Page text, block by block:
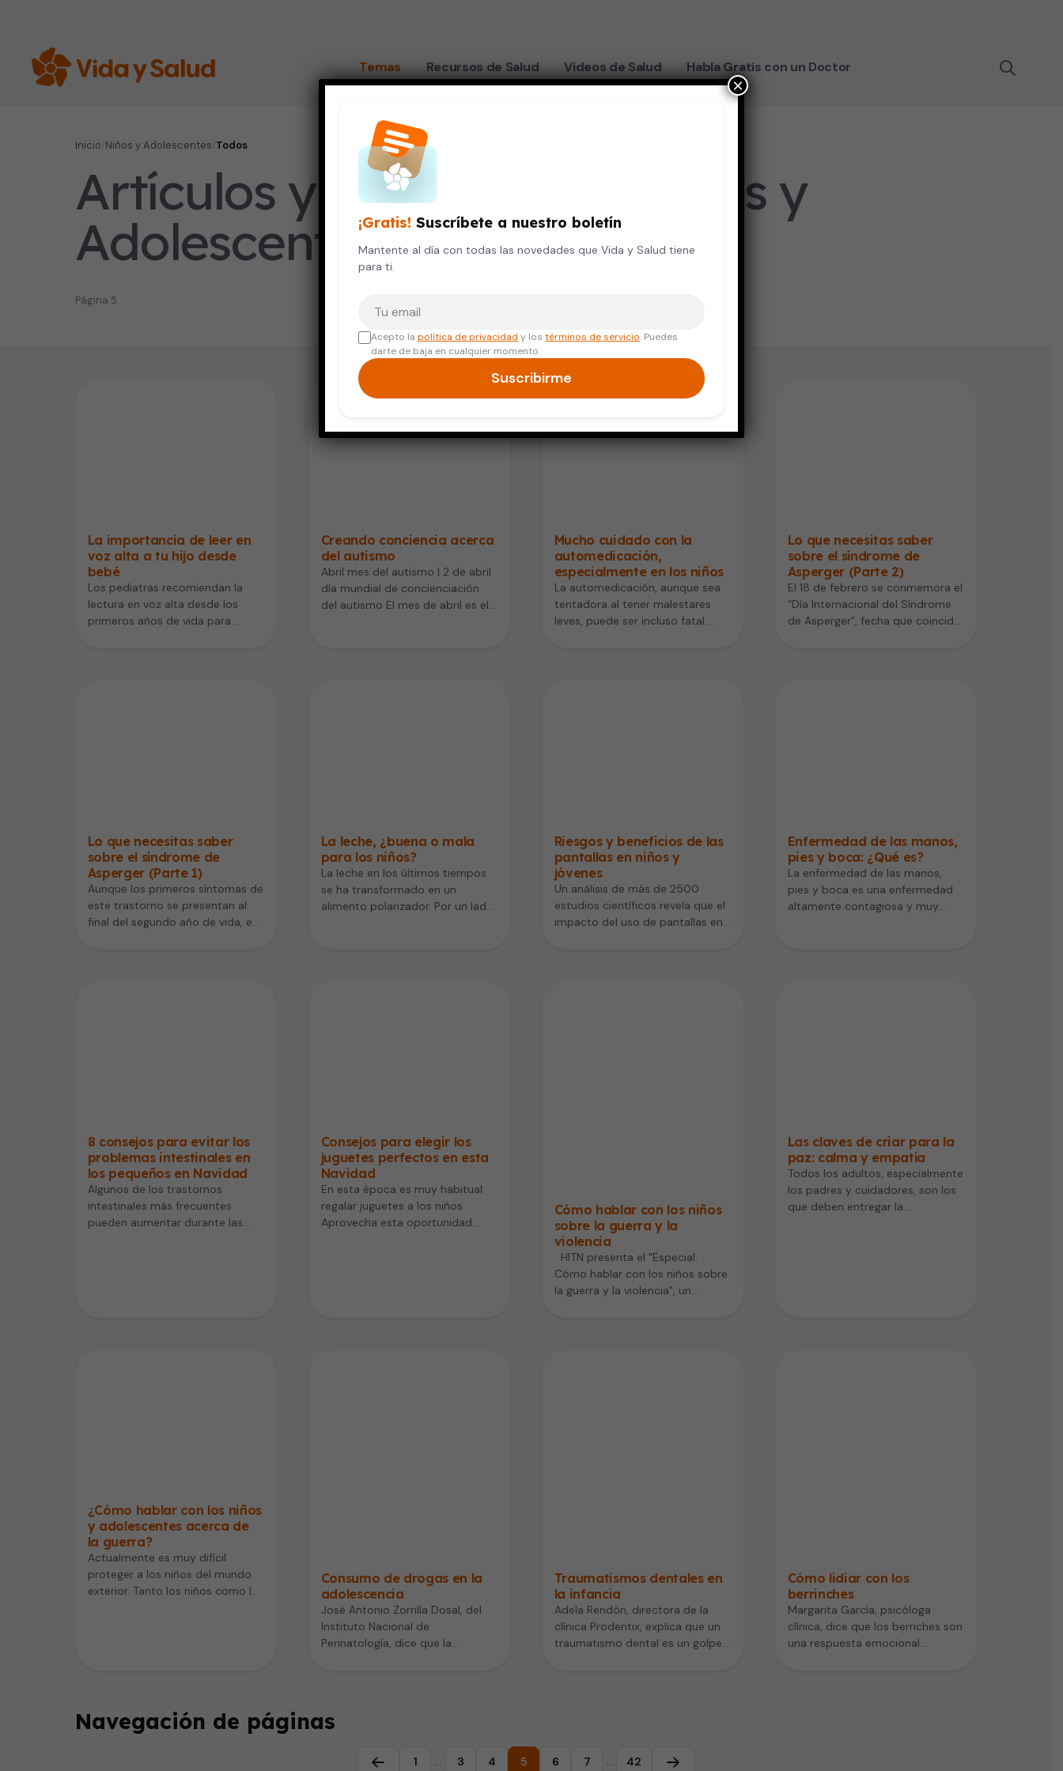
Temas Recursos de Salud Videos de Salud Habla Gratis con un Doctor
Inicio Niños y Adolescentes Todos
Artículos y videos sobre Niños y
Adolescentes
Página 5
La importancia de leer en
voz alta a tu hijo desde
bebé
Los pediatras recomiendan la
lectura en voz alta desde los
primeros años de vida para
Creando conciencia acerca
del autismo
Abril mes del autismo | 2 de abril
día mundial de concienciación
del autismo El mes de abril es el…
Mucho cuidado con la
automedicación,
especialmente en los niños
La automedicación, aunque sea
tentadora al tener malestares
leves, puede ser incluso fatal.
Lo que necesitas saber
sobre el síndrome de
Asperger (Parte 2)
El 18 de febrero se conmemora el
“Día Internacional del Síndrome
de Asperger”, fecha que coincide
Lo que necesitas saber
sobre el síndrome de
Asperger (Parte 1)
Aunque los primeros síntomas de
este trastorno se presentan al
final del segundo año de vida, en
La leche, ¿buena o mala
para los niños?
La leche en los últimos tiempos
se ha transformado en un
alimento polarizador. Por un lado,
Riesgos y beneficios de las
pantallas en niños y
jóvenes
Un análisis de más de 2500
estudios científicos revela que el
impacto del uso de pantallas en
Enfermedad de las manos,
pies y boca: ¿Qué es?
La enfermedad de las manos,
pies y boca es una enfermedad
altamente contagiosa y muy
8 consejos para evitar los
problemas intestinales en
los pequeños en Navidad
Algunos de los trastornos
intestinales más frecuentes
pueden aumentar durante las
Consejos para elegir los
juguetes perfectos en esta
Navidad
En esta época es muy habitual
regalar juguetes a los niños.
Aprovecha esta oportunidad
Cómo hablar con los niños
sobre la guerra y la
violencia
HITN presenta el "Especial:
Cómo hablar con los niños sobre
la guerra y la violencia", un
Las claves de criar para la
paz: calma y empatía
Todos los adultos, especialmente
los padres y cuidadores, son los
que deben entregar la
¿Cómo hablar con los niños
y adolescentes acerca de
la guerra?
Actualmente es muy difícil
proteger a los niños del mundo
exterior. Tanto los niños como los
Consumo de drogas en la
adolescencia
José Antonio Zorrilla Dosal, del
Instituto Nacional de
Perinatología, dice que la
Traumatismos dentales en
la infancia
Adela Rendón, directora de la
clínica Prodentix, explica que un
traumatismo dental es un golpe
Cómo lidiar con los
berrinches
Margarita García, psicóloga
clínica, dice que los berriches son
una respuesta emocional
Navegación de páginas
1 … 3 4 5 6 7 … 42
¡Gratis! Suscríbete a nuestro boletín
Mantente al día con todas las novedades que Vida y Salud tiene
para ti.
Acepto lapolítica de privacidad y lostérminos de servicio. Puedes
darte de baja en cualquier momento.
Suscribirme
×